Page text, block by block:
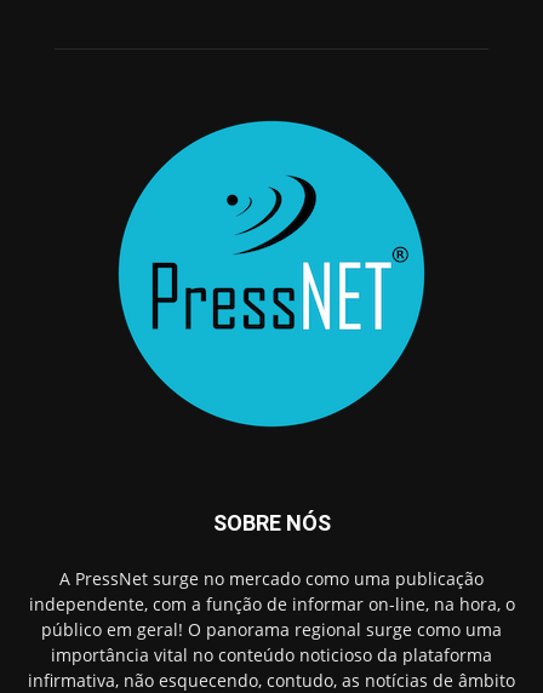
SOBRE NÓS
A PressNet surge no mercado como uma publicação
independente, com a função de informar on-line, na hora, o
público em geral! O panorama regional surge como uma
importância vital no conteúdo noticioso da plataforma
infirmativa, não esquecendo, contudo, as notícias de âmbito